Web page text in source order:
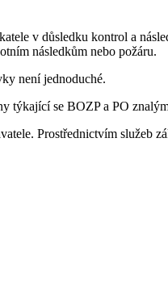
v důsledku kontrol a
následkům nebo požáru.
není jednoduché.
týkající se BOZP a PO
Prostřednictvím služeb